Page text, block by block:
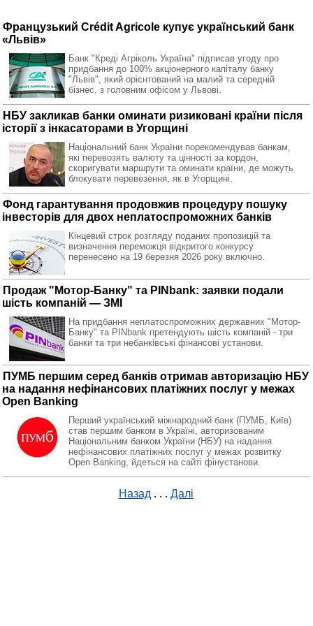
Французький Crédit Agricole купує український банк
«Львів»
Банк "Креді Агріколь Україна" підписав угоду про
придбання до 100% акціонерного капіталу банку
"Львів", який орієнтований на малий та середній
бізнес, з головним офісом у Львові.
НБУ закликав банки оминати ризиковані країни після
історії з інкасаторами в Угорщині
Національний банк України порекомендував банкам,
які перевозять валюту та цінності за кордон,
скоригувати маршрути та оминати країни, де можуть
блокувати перевезення, як в Угорщині.
Фонд гарантування продовжив процедуру пошуку
інвесторів для двох неплатоспроможних банків
Кінцевий строк розгляду поданих пропозицій та
визначення переможця відкритого конкурсу
перенесено на 19 березня 2026 року включно.
Продаж "Мотор-Банку" та PINbank: заявки подали
шість компаній — ЗМІ
На придбання неплатоспроможних державних "Мотор-
Банку" та PINbank претендують шість компаній - три
банки та три небанківські фінансові установи.
ПУМБ першим серед банків отримав авторизацію НБУ
на надання нефінансових платіжних послуг у межах
Open Banking
Перший український міжнародний банк (ПУМБ, Київ)
став першим банком в Україні, авторизованим
Національним банком України (НБУ) на надання
нефінансових платіжних послуг у межах розвитку
Open Banking, йдеться на сайті фінустанови.
Назад . . . Далі